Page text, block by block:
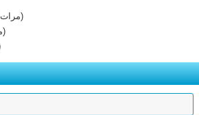
(5 مرات اللعب)
(4 مرات اللعب)
(3